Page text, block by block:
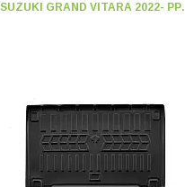
SUZUKI GRAND VITARA 2022- РР.